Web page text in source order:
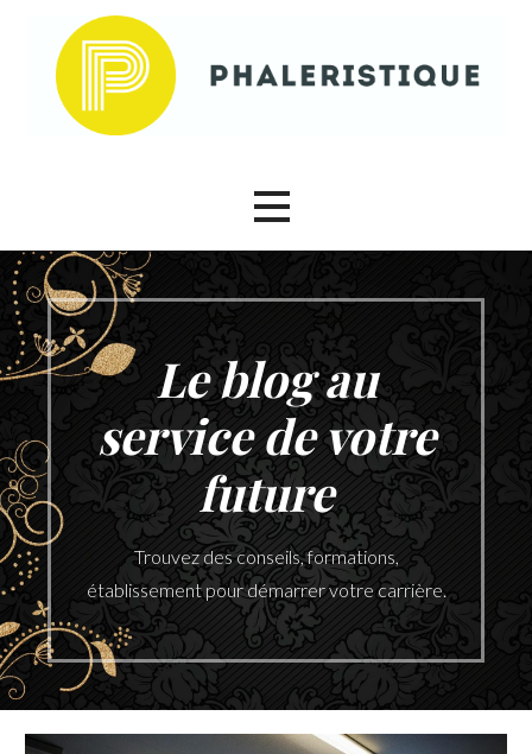
contenu
Le blog au
service de votre
future
Trouvez des conseils, formations,
établissement pour démarrer votre carrière.